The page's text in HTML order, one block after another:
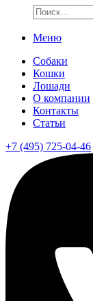
Меню
Собаки
Кошки
Лошади
О компании
Контакты
Статьи
+7 (495) 725-04-46